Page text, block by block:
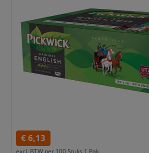
€ 6,13
excl. BTW per 100 Stuks 1 Pak